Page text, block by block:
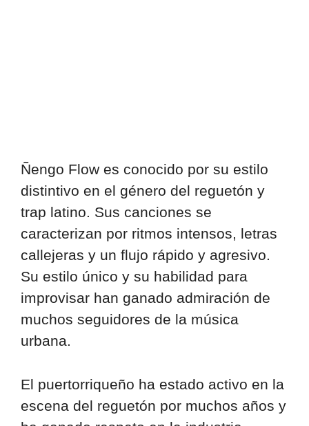
Ñengo Flow es conocido por su estilo
distintivo en el género del reguetón y
trap latino. Sus canciones se
caracterizan por ritmos intensos, letras
callejeras y un flujo rápido y agresivo.
Su estilo único y su habilidad para
improvisar han ganado admiración de
muchos seguidores de la música
urbana.
El puertorriqueño ha estado activo en la
escena del reguetón por muchos años y